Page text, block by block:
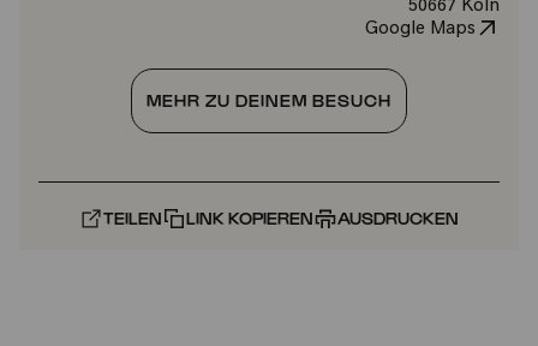
50667 Köln
Google Maps
MEHR ZU DEINEM BESUCH
TEILEN LINK KOPIEREN AUSDRUCKEN